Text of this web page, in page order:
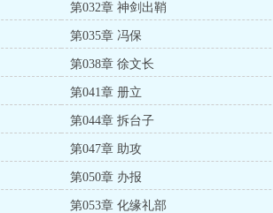
第032章 神剑出鞘
第035章 冯保
第038章 徐文长
第041章 册立
第044章 拆台子
第047章 助攻
第050章 办报
第053章 化缘礼部